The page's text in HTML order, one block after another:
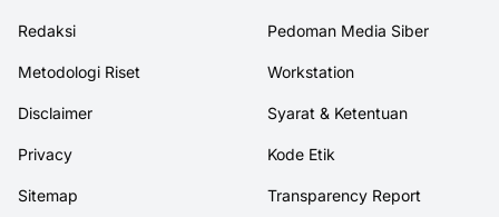
Redaksi Pedoman Media Siber
Metodologi Riset Workstation
Disclaimer Syarat & Ketentuan
Privacy Kode Etik
Sitemap Transparency Report